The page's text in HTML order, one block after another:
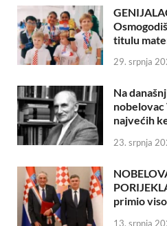
titulu
29. srpnja
Na
nobelovac
najvećih
23. srpnja
primio
13. srpnja